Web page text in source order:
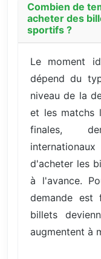
Combien de
acheter des
sportifs ?
Le moment
dépend du
niveau de la
et les matchs
finales,
d'acheter les
à l'avance.
demande
billets
augmentent à